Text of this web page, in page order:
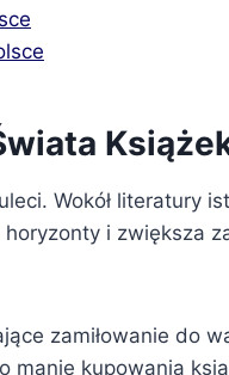
Wokół literatury
i zwiększa
zamiłowanie do
manię kupowania